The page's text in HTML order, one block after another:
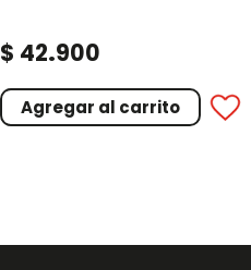
$ 42.900
Agregar al carrito